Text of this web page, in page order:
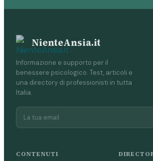
NienteAnsia.it
Informazione e supporto per il
benessere psicologico. Test, articoli e
una directory di professionisti in tutta
Italia.
CONTENUTI